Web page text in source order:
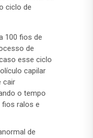
ciclo de
100 fios de
de
esse ciclo
capilar
cair
o tempo
fios ralos e
de